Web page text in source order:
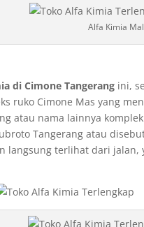
Alfa Kimia
di Cimone Tangerang ini,
ruko Cimone Mas yang
atau nama lainnya
Tangerang atau
langsung terlihat dari